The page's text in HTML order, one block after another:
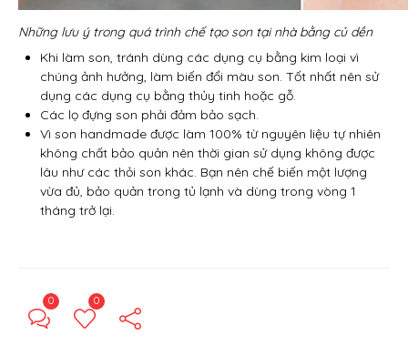
Những lưu ý trong quá trình chế tạo son tại nhà bằng củ dền
Khi làm son, tránh dùng các dụng cụ bằng kim loại vì
chúng ảnh hưởng, làm biến đổi màu son. Tốt nhất nên sử
dụng các dụng cụ bằng thủy tinh hoặc gỗ.
Các lọ đựng son phải đảm bảo sạch.
Vì son handmade được làm 100% từ nguyên liệu tự nhiên
không chất bảo quản nên thời gian sử dụng không được
lâu như các thỏi son khác. Bạn nên chế biến một lượng
vừa đủ, bảo quản trong tủ lạnh và dùng trong vòng 1
tháng trở lại.
0 0